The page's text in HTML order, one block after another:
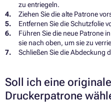
zu entriegeln.
Ziehen Sie die alte Patrone
Entfernen Sie die Schutzfolie
Führen Sie die neue Patrone
sie nach oben, um sie zu
Schließen Sie die Abdeckung
Soll ich eine
Druckerpatrone